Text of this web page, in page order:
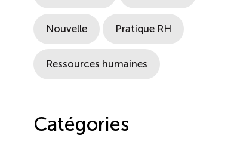
Nouvelle Pratique RH
Ressources humaines
Catégories